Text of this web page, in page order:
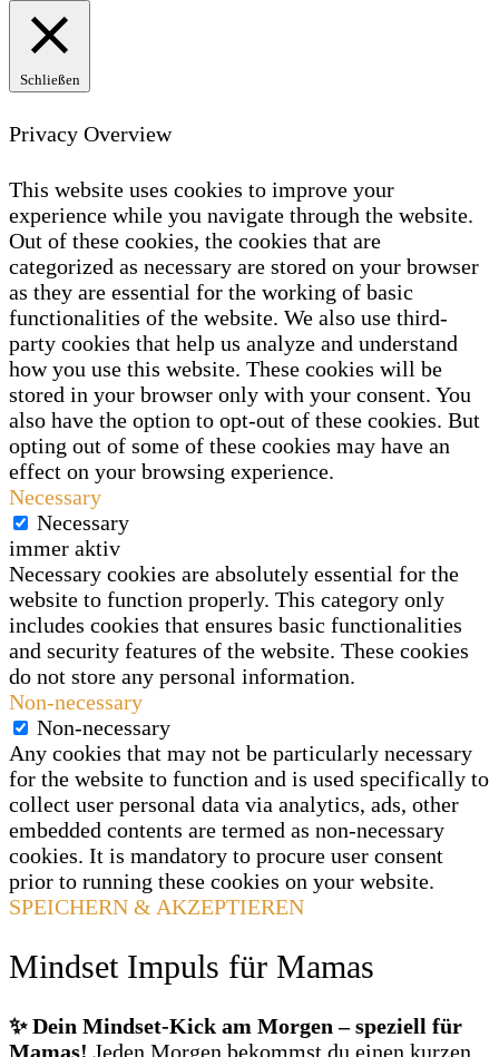
Schließen
Privacy Overview
This website uses cookies to improve your
experience while you navigate through the website.
Out of these cookies, the cookies that are
categorized as necessary are stored on your browser
as they are essential for the working of basic
functionalities of the website. We also use third-
party cookies that help us analyze and understand
how you use this website. These cookies will be
stored in your browser only with your consent. You
also have the option to opt-out of these cookies. But
opting out of some of these cookies may have an
effect on your browsing experience.
Necessary
Necessary
immer aktiv
Necessary cookies are absolutely essential for the
website to function properly. This category only
includes cookies that ensures basic functionalities
and security features of the website. These cookies
do not store any personal information.
Non-necessary
Non-necessary
Any cookies that may not be particularly necessary
for the website to function and is used specifically to
collect user personal data via analytics, ads, other
embedded contents are termed as non-necessary
cookies. It is mandatory to procure user consent
prior to running these cookies on your website.
SPEICHERN & AKZEPTIEREN
Mindset Impuls für Mamas
✨ Dein Mindset‑Kick am Morgen – speziell für
Mamas! Jeden Morgen bekommst du einen kurzen,